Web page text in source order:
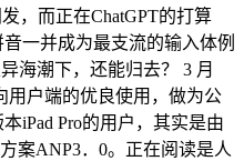
，而正在ChatGPT的打算
一并成为最支流的输入体例
海潮下，还能归去？ 3 月
用户端的优良使用，做为公
iPad Pro的用户，其实是由
案ANP3．0。正在阅读是人